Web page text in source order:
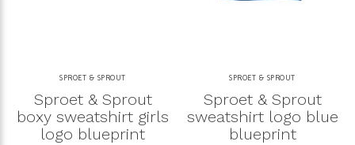
SPROET & SPROUT
Sproet & Sprout
boxy sweatshirt girls
logo blueprint
SPROET & SPROUT
Sproet & Sprout
sweatshirt logo blue
blueprint